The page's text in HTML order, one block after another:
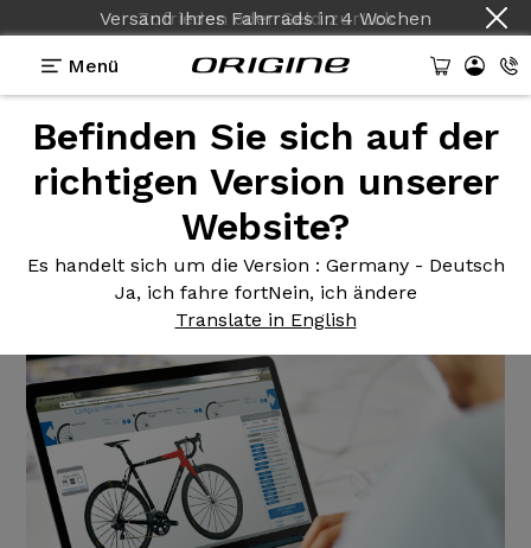
Versand Ihres Fahrradsin4 Wochen
Menü
Befinden Sie sich auf der
richtigen Version unserer
Website?
Es handelt sich um die Version : Germany - Deutsch
Ja, ich fahre fortNein, ich ändere
Translate in English
Nachrichten Herkunft>Die Neuheiten 2018 sind
Die Neuheiten2018 sind auf
dem Origine-Konfigurator.